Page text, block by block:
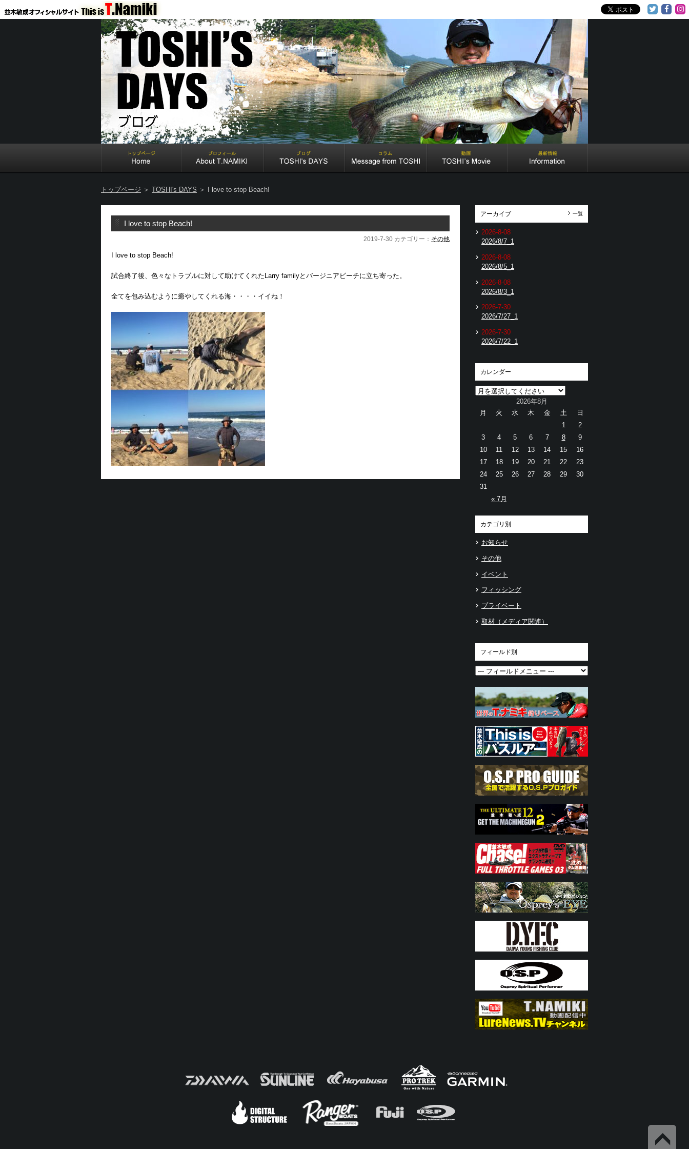
トップページ ＞ TOSHI's DAYS ＞ I love to stop Beach!
I love to stop Beach!
2019-7-30 カテゴリー： その他
I love to stop Beach!
試合終了後、色々なトラブルに対して助けてくれたLarry familyとバージニアビーチに立ち寄った。
全てを包み込むように癒やしてくれる海・・・・イイね！
アーカイブ 一覧
2026-8-08
2026/8/7_1
2026-8-08
2026/8/5_1
2026-8-08
2026/8/3_1
2026-7-30
2026/7/27_1
2026-7-30
2026/7/22_1
カレンダー
2026年8月
月
火 水 木 金 土 日
« 7月
1
2
3
4 5 6 7 8
9
10
11 12 13 14 15
16
17
18 19 20 21 22
23
24
25 26 27 28 29
30
31
カテゴリ別
お知らせ
その他
イベント
フィッシング
プライベート
取材（メディア関連）
フィールド別